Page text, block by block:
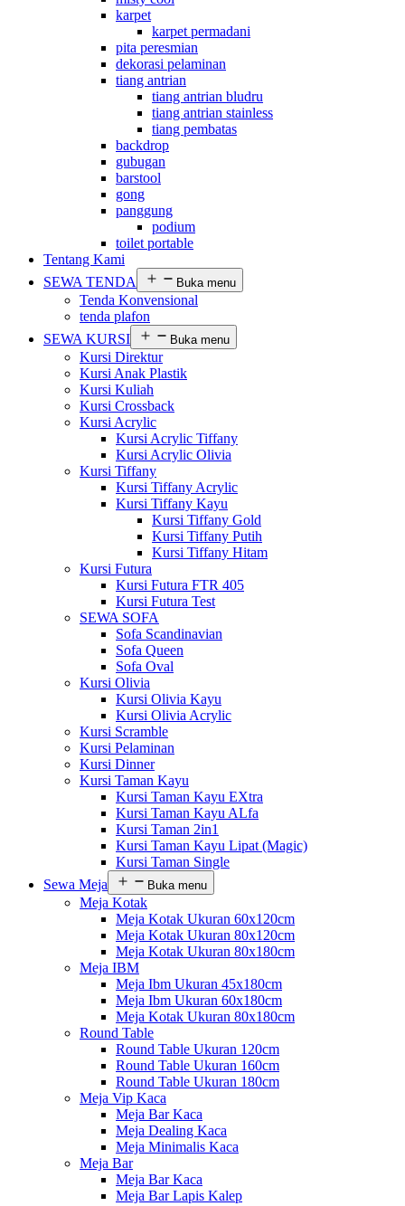
karpet
karpet permadani
pita peresmian
dekorasi pelaminan
tiang antrian
tiang antrian bludru
tiang antrian stainless
tiang pembatas
backdrop
gubugan
barstool
gong
panggung
podium
toilet portable
Tentang Kami
SEWA TENDA
Buka menu
Tenda Konvensional
tenda plafon
SEWA KURSI
Buka menu
Kursi Direktur
Kursi Anak Plastik
Kursi Kuliah
Kursi Crossback
Kursi Acrylic
Kursi Acrylic Tiffany
Kursi Acrylic Olivia
Kursi Tiffany
Kursi Tiffany Acrylic
Kursi Tiffany Kayu
Kursi Tiffany Gold
Kursi Tiffany Putih
Kursi Tiffany Hitam
Kursi Futura
Kursi Futura FTR 405
Kursi Futura Test
SEWA SOFA
Sofa Scandinavian
Sofa Queen
Sofa Oval
Kursi Olivia
Kursi Olivia Kayu
Kursi Olivia Acrylic
Kursi Scramble
Kursi Pelaminan
Kursi Dinner
Kursi Taman Kayu
Kursi Taman Kayu EXtra
Kursi Taman Kayu ALfa
Kursi Taman 2in1
Kursi Taman Kayu Lipat (Magic)
Kursi Taman Single
Sewa Meja
Buka menu
Meja Kotak
Meja Kotak Ukuran 60x120cm
Meja Kotak Ukuran 80x120cm
Meja Kotak Ukuran 80x180cm
Meja IBM
Meja Ibm Ukuran 45x180cm
Meja Ibm Ukuran 60x180cm
Meja Kotak Ukuran 80x180cm
Round Table
Round Table Ukuran 120cm
Round Table Ukuran 160cm
Round Table Ukuran 180cm
Meja Vip Kaca
Meja Bar Kaca
Meja Dealing Kaca
Meja Minimalis Kaca
Meja Bar
Meja Bar Kaca
Meja Bar Lapis Kalep